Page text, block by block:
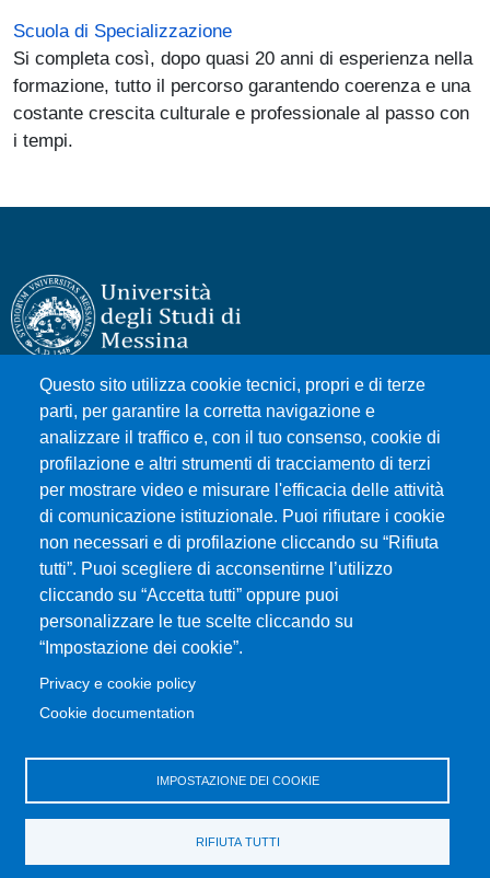
Scuola di Specializzazione
Si completa così, dopo quasi 20 anni di esperienza nella
formazione, tutto il percorso garantendo coerenza e una
costante crescita culturale e professionale al passo con
i tempi.
Questo sito utilizza cookie tecnici, propri e di terze
parti, per garantire la corretta navigazione e
analizzare il traffico e, con il tuo consenso, cookie di
profilazione e altri strumenti di tracciamento di terzi
per mostrare video e misurare l'efficacia delle attività
di comunicazione istituzionale. Puoi rifiutare i cookie
non necessari e di profilazione cliccando su “Rifiuta
tutti”. Puoi scegliere di acconsentirne l’utilizzo
cliccando su “Accetta tutti” oppure puoi
personalizzare le tue scelte cliccando su
“Impostazione dei cookie”.
Privacy e cookie policy
Cookie documentation
IMPOSTAZIONE DEI COOKIE
RIFIUTA TUTTI
Università degli Studi di Messina
Piazza Pugliatti, 1 - 98122 Messina
Cod. Fiscale 80004070837
P.IVA 00724160833
Centralino: 090 676 1
MENÙ SOCIAL
MENÙ FOOTER 1
Accessibility statement
Sitemap
Privacy and cookie policy
Change your mind on cookies
MENÙ FOOTER 2
University Portal
Transparent administration